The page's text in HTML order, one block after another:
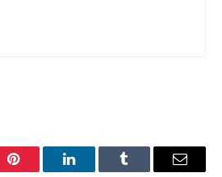
Pinterest LinkedInTumblr Email